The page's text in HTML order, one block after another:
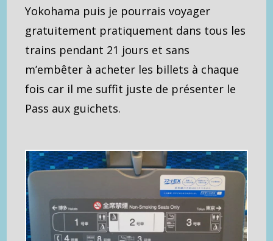
Yokohama puis je pourrais voyager
gratuitement pratiquement dans tous les
trains pendant 21 jours et sans
m’embêter à acheter les billets à chaque
fois car il me suffit juste de présenter le
Pass aux guichets.